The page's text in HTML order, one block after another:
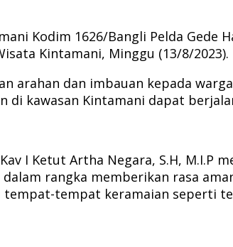
Kodim 1626/Bangli Pelda Gede
Kintamani, Minggu (13/8/2023).
arahan dan imbauan kepada
di kawasan Kintamani dapat
I Ketut Artha Negara, S.H, M.I.P
rangka memberikan rasa
tempat keramaian seperti